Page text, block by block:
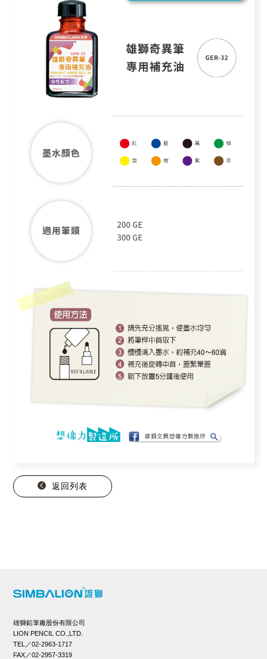
返回列表
雄獅鉛筆廠股份有限公司
LION PENCIL CO.,LTD.
TEL／02-2963-1717
FAX／02-2957-3319